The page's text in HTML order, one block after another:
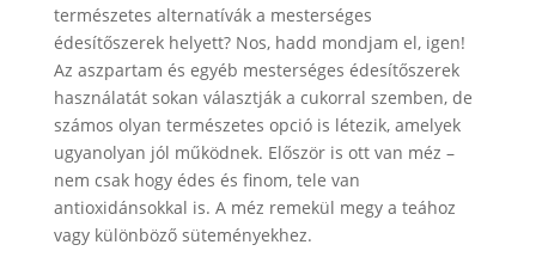
természetes alternatívák a mesterséges
édesítőszerek helyett? Nos, hadd mondjam el, igen!
Az aszpartam és egyéb mesterséges édesítőszerek
használatát sokan választják a cukorral szemben, de
számos olyan természetes opció is létezik, amelyek
ugyanolyan jól működnek. Először is ott van méz –
nem csak hogy édes és finom, tele van
antioxidánsokkal is. A méz remekül megy a teához
vagy különböző süteményekhez.